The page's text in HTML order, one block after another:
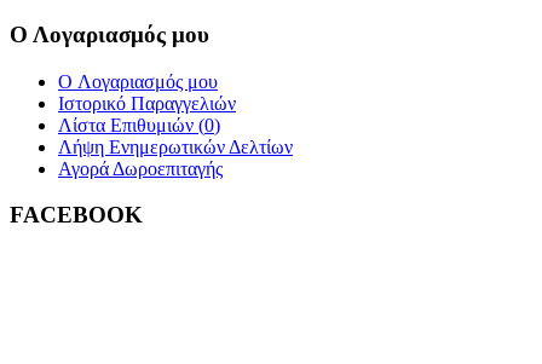
Ο Λογαριασμός μου
O Λογαριασμός μου
Ιστορικό Παραγγελιών
Λίστα Επιθυμιών (0)
Λήψη Ενημερωτικών Δελτίων
Αγορά Δωροεπιταγής
FACEBOOK